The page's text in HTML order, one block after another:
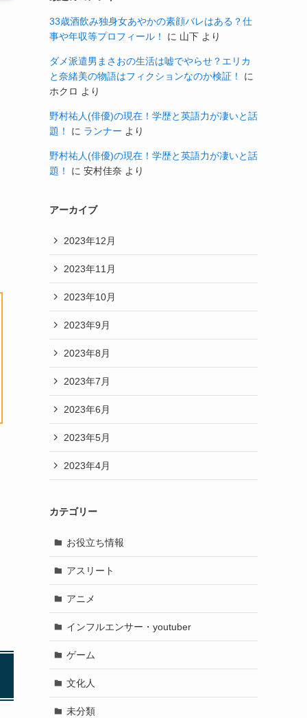
33歳酒飲み独身女あやかの素顔バレはある？仕
事や年収等プロフィール！
に 山下 より
ダメ派遣男まさおの生活は嘘でやらせ？エリカ
と奈緒美の物語はフィクションなのか検証！
に
ホクロ より
野村祐人(俳優)の現在！学歴と英語力が凄いと話
題！
に ランナー より
野村祐人(俳優)の現在！学歴と英語力が凄いと話
題！
に 安村佳奈 より
アーカイブ
2023年12月
2023年11月
2023年10月
2023年9月
2023年8月
2023年7月
2023年6月
2023年5月
2023年4月
カテゴリー
お役立ち情報
アスリート
アニメ
インフルエンサー・youtuber
ゲーム
文化人
未分類